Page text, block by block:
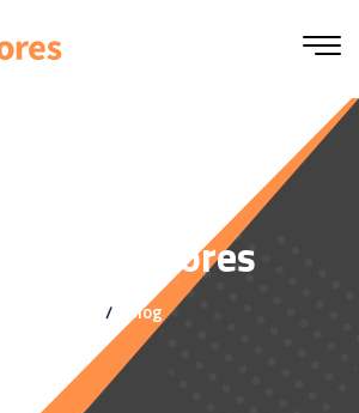
Mobile Stores
Blog